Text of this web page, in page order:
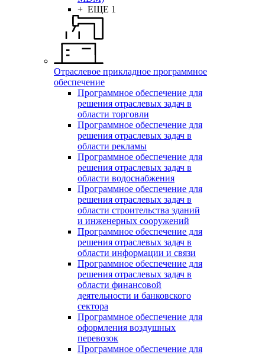
+ ЕЩЕ 1
Отраслевое прикладное программное
обеспечение
Программное обеспечение для
решения отраслевых задач в
области торговли
Программное обеспечение для
решения отраслевых задач в
области рекламы
Программное обеспечение для
решения отраслевых задач в
области водоснабжения
Программное обеспечение для
решения отраслевых задач в
области строительства зданий
и инженерных сооружений
Программное обеспечение для
решения отраслевых задач в
области информации и связи
Программное обеспечение для
решения отраслевых задач в
области финансовой
деятельности и банковского
сектора
Программное обеспечение для
оформления воздушных
перевозок
Программное обеспечение для